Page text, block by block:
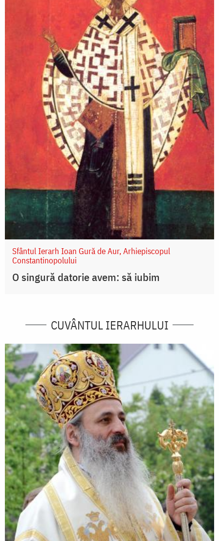
Sfântul Ierarh Ioan Gură de Aur, Arhiepiscopul
Constantinopolului
O singură datorie avem: să iubim
CUVÂNTUL IERARHULUI